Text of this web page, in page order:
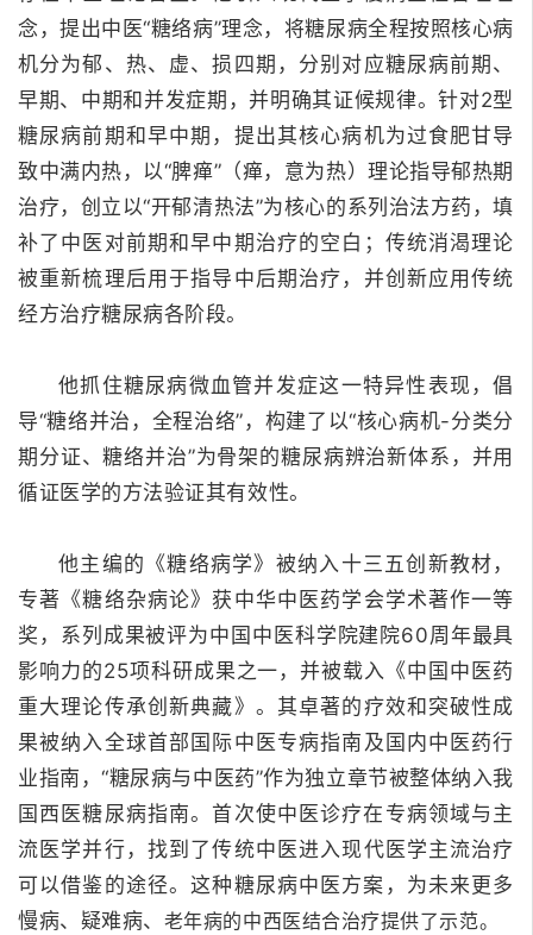
念，提出中医“糖络病”理念，将糖尿病全程按照核心病
机分为郁、热、虚、损四期，分别对应糖尿病前期、
早期、中期和并发症期，并明确其证候规律。针对2型
糖尿病前期和早中期，提出其核心病机为过食肥甘导
致中满内热，以“脾瘅”（瘅，意为热）理论指导郁热期
治疗，创立以“开郁清热法”为核心的系列治法方药，填
补了中医对前期和早中期治疗的空白； 传统消渴理论
被重新梳理后用于指导中后期治疗，并创新应用传统
经方治疗糖尿病各阶段。
他抓住糖尿病微血管并发症这一特异性表现，倡
导“糖络并治，全程治络”，构建了以“核心病机-分类分
期分证、糖络并治”为骨架的糖尿病辨治新体系，并用
循证医学的方法验证其有效性。
他主编的《糖络病学》被纳入十三五创新教材，
专著《糖络杂病论》获中华中医药学会学术著作一等
奖，系列成果被评为中国中医科学院建院60周年最具
影响力的25项科研成果之一，并被载入《中国中医药
重大理论传承创新典藏》。 其卓著的疗效和突破性成
果被纳入全球首部国际中医专病指南及国内中医药行
业指南，“糖尿病与中医药”作为独立章节被整体纳入我
国西医糖尿病指南。 首次使中医诊疗在专病领域与主
流医学并行，找到了传统中医进入现代医学主流治疗
可以借鉴的途径。这种糖尿病中医方案，为未来更多
慢病、疑难病、 老年病的中西医结合治疗提供了示范。